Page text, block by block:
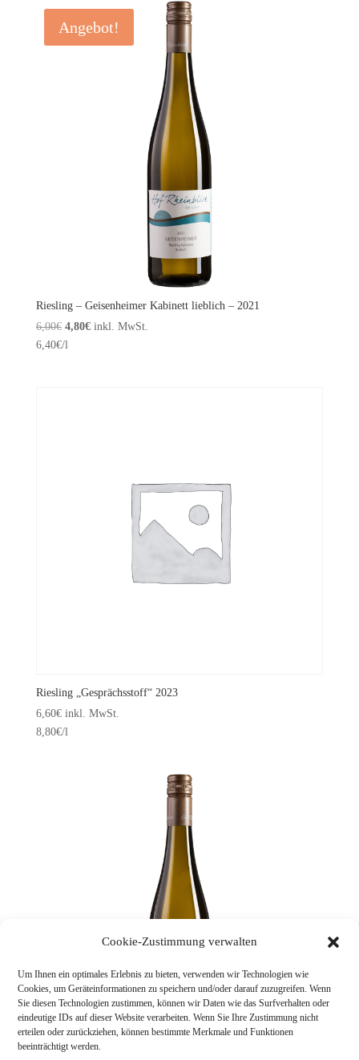
Cookie-Zustimmung verwalten
Um Ihnen ein optimales Erlebnis zu bieten, verwenden wir Technologien wie
Cookies, um Geräteinformationen zu speichern und/oder darauf zuzugreifen. Wenn
Sie diesen Technologien zustimmen, können wir Daten wie das Surfverhalten oder
eindeutige IDs auf dieser Website verarbeiten. Wenn Sie Ihre Zustimmung nicht
erteilen oder zurückziehen, können bestimmte Merkmale und Funktionen
beeinträchtigt werden.
Angebot!
Riesling – Geisenheimer Kabinett lieblich – 2021
6,00€ Ursprünglicher
Preis
4,80€Aktueller
inkl. MwSt.
6,40€/l
Riesling „Gesprächsstoff“ 2023
6,60€ inkl. MwSt.
8,80€/l